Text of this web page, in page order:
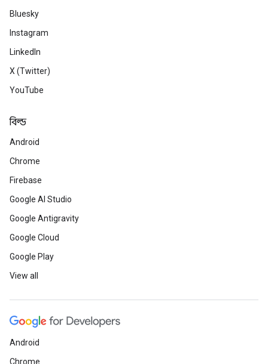
Bluesky
Instagram
LinkedIn
X (Twitter)
YouTube
বিল্ড
Android
Chrome
Firebase
Google AI Studio
Google Antigravity
Google Cloud
Google Play
View all
Android
Chrome